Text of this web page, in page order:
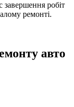
робіт
ремонті.
авто